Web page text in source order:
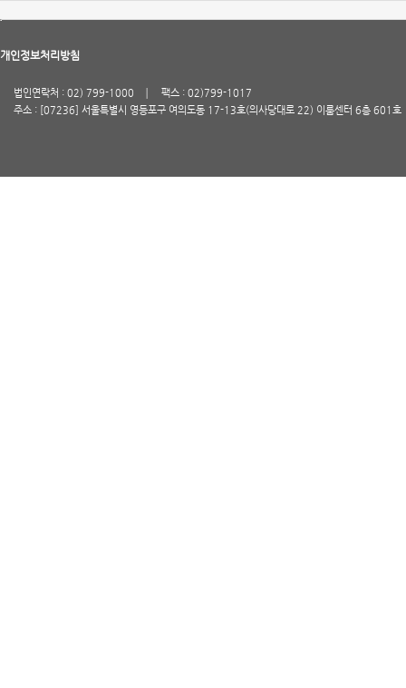
개인정보처리방침
법인연락처 : 02) 799-1000
팩스 : 02)799-1017
주소 : [07236] 서울특별시 영등포구 여의도동 17-13호(의사당대로 22) 이룸센터 6층 601호